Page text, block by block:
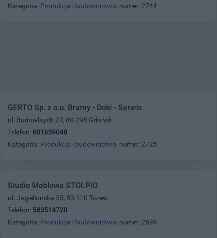
Kategoria: Produkcja i budownictwo, numer: 2744
GERTO Sp. z o.o. Bramy - Doki - Serwis
ul. Budowlaych 27, 80-298 Gdańsk
Telefon: 601659048
Kategoria: Produkcja i budownictwo, numer: 2725
Studio Meblowe STOLPIO
ul. Jagiellońska 55, 83-110 Tczew
Telefon: 583514720
Kategoria: Produkcja i budownictwo, numer: 2698